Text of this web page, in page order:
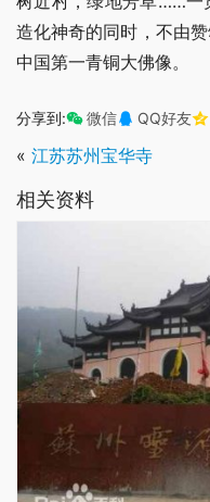
造化神奇的同时，不由
中国第一青铜大佛像。
分享到: 微信 QQ好友
« 江苏苏州宝华寺
相关资料